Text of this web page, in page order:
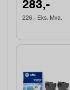
283,-
226,- Eks. Mva.